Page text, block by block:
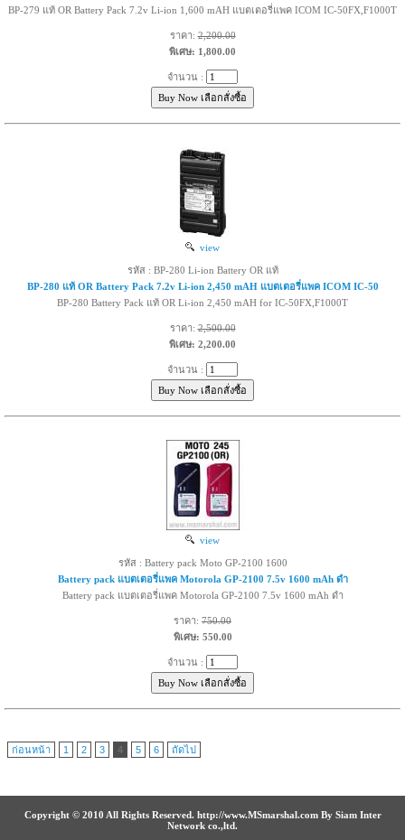
BP-279 แท้ OR Battery Pack 7.2v Li-ion 1,600 mAH แบตเตอรี่แพค ICOM IC-50FX,F1000T
ราคา:2,200.00
พิเศษ: 1,800.00
จำนวน :
view
รหัส : BP-280 Li-ion Battery OR แท้
BP-280 แท้ OR Battery Pack 7.2v Li-ion 2,450 mAH แบตเตอรี่แพค ICOM IC-50
BP-280 Battery Pack แท้ OR Li-ion 2,450 mAH for IC-50FX,F1000T
ราคา:2,500.00
พิเศษ: 2,200.00
จำนวน :
view
รหัส : Battery pack Moto GP-2100 1600
Battery pack แบตเตอรี่แพค Motorola GP-2100 7.5v 1600 mAh ดำ
Battery pack แบตเตอรี่แพค Motorola GP-2100 7.5v 1600 mAh ดำ
ราคา: 750.00
พิเศษ: 550.00
จำนวน :
ก่อนหน้า 1 2 3 4 5 6 ถัดไป
Copyright © 2010 All Rights Reserved. http://www.MSmarshal.com By Siam Inter
Network co.,ltd.